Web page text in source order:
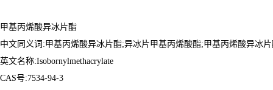
甲基丙烯酸异冰片酯
中文同义词:甲基丙烯酸异冰片酯;异冰片甲基丙烯酸酯;甲基丙烯酸异冰
英文名称:Isobornylmethacrylate
CAS号:7534-94-3